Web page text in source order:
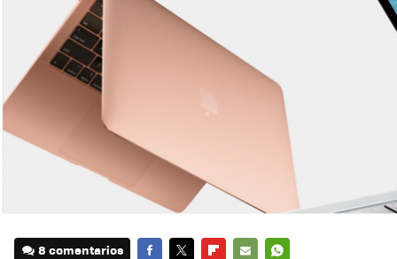
8 comentarios